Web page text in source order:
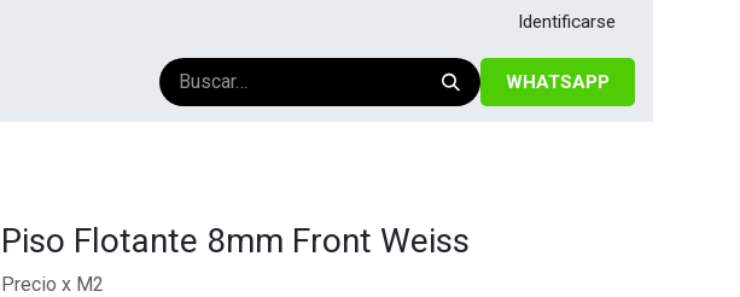
Identificarse
WHATSAPP
Piso Flotante 8mm Front Weiss
Precio x M2